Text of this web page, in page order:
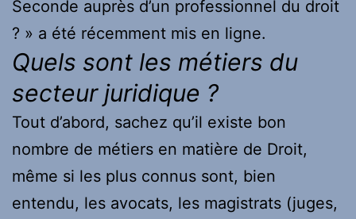
Seconde auprès d’un professionnel du droit
? » a été récemment mis en ligne.
Quels sont les métiers du
secteur juridique ?
Tout d’abord, sachez qu’il existe bon
nombre de métiers en matière de Droit,
même si les plus connus sont, bien
entendu, les avocats, les magistrats (juges,